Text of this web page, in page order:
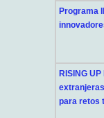
Programa
RISING
para retos